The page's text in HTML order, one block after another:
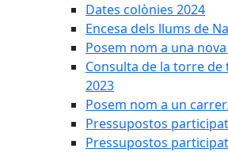
Dates colònies 2024
Encesa dels llums de
Posem nom a una
Consulta de la torre
2023
Posem nom a un
Pressupostos
Pressupostos